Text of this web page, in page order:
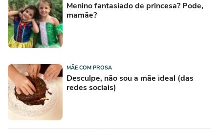
Menino fantasiado de princesa? Pode,
mamãe?
MÃE COM PROSA
Desculpe, não sou a mãe ideal (das
redes sociais)